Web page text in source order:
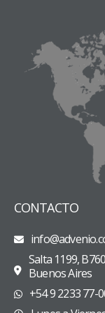
CONTACTO
Salta 1199,
Buenos Aires
+54 9 2233 77-